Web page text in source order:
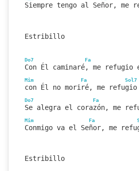
Siempre tengo al Señor, me
Estribillo
Do7 Fa
Con Él caminaré, me refugio
Mim Fa Sol7
con Él no moriré, me refugio
Do7 Fa
Se alegra el corazón, me
Mim Fa
Conmigo va el Señor, me
Estribillo